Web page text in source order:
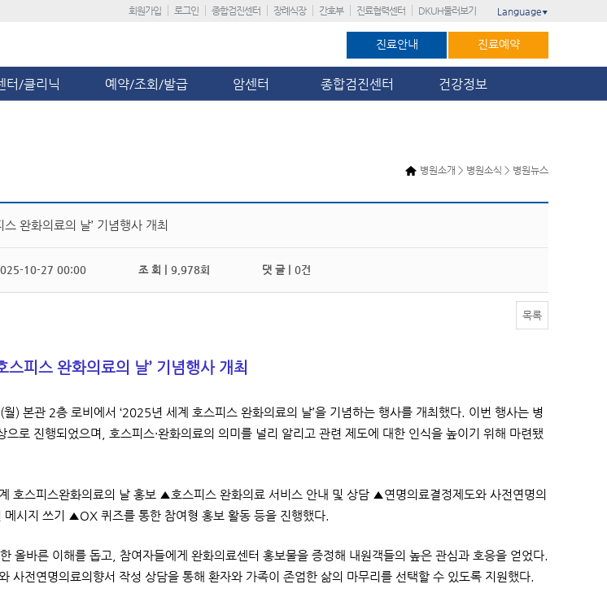
회원가입 로그인 종합검진센터 장례식장 간호부 진료협력센터 DKUH둘러보기 Language ▼
진료안내 진료예약
터/클리닉 예약/조회/발급 암센터 종합검진센터 건강정보
병원소개 > 병원소식 > 병원뉴스
완화의료의 날’ 기념행사 개최
10-27 00:00 조 회 | 9,978회 댓 글 | 0건
목록
피스 완화의료의 날’ 기념행사 개최
) 본관 2층 로비에서 ‘2025년 세계 호스피스 완화의료의 날’을 기념하는 행사를 개최했다. 이번 행사는 병
로 진행되었으며, 호스피스·완화의료의 의미를 널리 알리고 관련 제도에 대한 인식을 높이기 위해 마련됐
호스피스완화의료의 날 홍보 ▲호스피스 완화의료 서비스 안내 및 상담 ▲연명의료결정제도와 사전연명의
시지 쓰기 ▲OX 퀴즈를 통한 참여형 홍보 활동 등을 진행했다.
올바른 이해를 돕고, 참여자들에게 완화의료센터 홍보물을 증정해 내원객들의 높은 관심과 호응을 얻었다.
사전연명의료의향서 작성 상담을 통해 환자와 가족이 존엄한 삶의 마무리를 선택할 수 있도록 지원했다.